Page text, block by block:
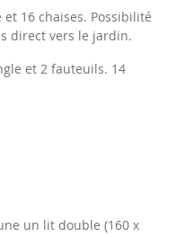
16 chaises. Possibilité
direct vers le jardin.
et 2 fauteuils. 14
un lit double (160 x